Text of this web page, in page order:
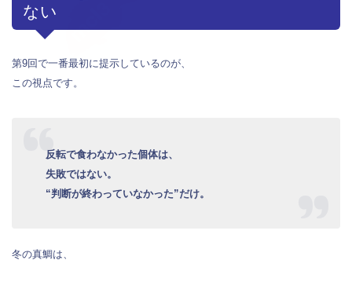
ない
第9回で一番最初に提示しているのが、
この視点です。
反転で食わなかった個体は、
失敗ではない。
“判断が終わっていなかった”だけ。
冬の真鯛は、